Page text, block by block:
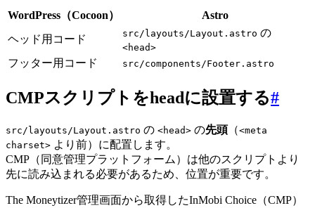
WordPress（Cocoon）
Astro
ヘッド用コード
src/layouts/Layout.astro の
<head>
フッター用コード src/components/Footer.astro
CMPスクリプトをheadに設置する#
src/layouts/Layout.astro の <head> の先頭 （<meta
charset> より前）に配置します。
CMP（同意管理プラットフォーム）は他のスクリプトより
先に読み込まれる必要があるため、位置が重要です。
The Moneytizer管理画面から取得したInMobi Choice（CMP）